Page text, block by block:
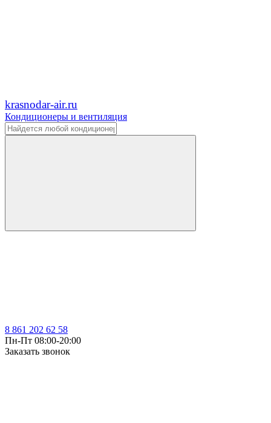
krasnodar-air.ru
Кондиционеры и вентиляция
8 861 202 62 58
Пн-Пт 08:00-20:00
Заказать звонок